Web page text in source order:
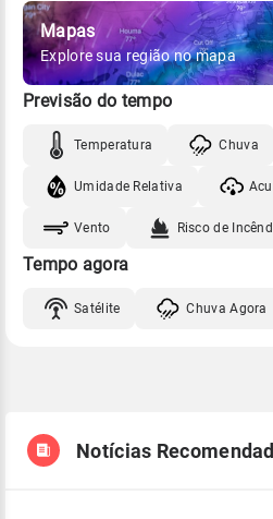
Mapas
Explore sua região no mapa
Previsão do tempo
Temperatura Chuva
Umidade Relativa
Vento Risco de
Tempo agora
Satélite Chuva Agora
Notícias